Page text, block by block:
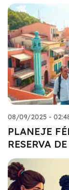
08/09/2025 -
PLANEJE
RESERVA